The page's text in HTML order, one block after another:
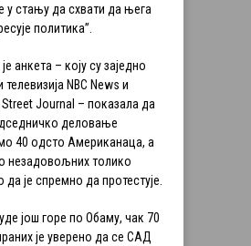
у стању да схвати да њега
политика”.
– коју су заједно
NBC News и
Street Journal – показала да
деловање
40 одсто Американаца, а
незадовољних толико
је спремно да протестује.
још горе по Обаму, чак 70
је уверено да се САД